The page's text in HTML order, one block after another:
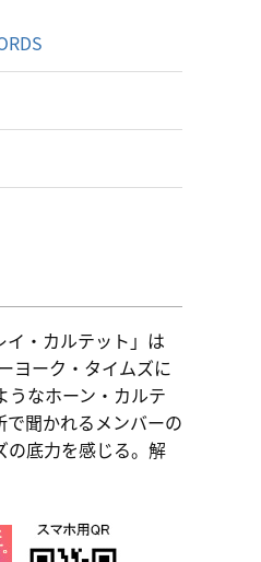
・カルテット」は
ヨーク・タイムズに
なホーン・カルテ
聞かれるメンバーの
の底力を感じる。解